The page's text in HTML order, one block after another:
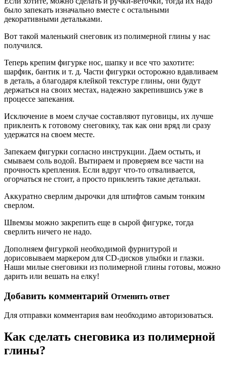
было запекать изначально вместе с остальными
декоративными детальками.
Вот такой маленький снеговик из полимерной глины у нас
получился.
Теперь крепим фигурке нос, шапку и все что захотите:
шарфик, бантик и т. д. Части фигурки осторожно вдавливаем
в деталь, а благодаря клейкой текстуре глины, они будут
держаться на своих местах, надежно закрепившись уже в
процессе запекания.
Исключение в моем случае составляют пуговицы, их лучше
приклеить к готовому снеговику, так как они вряд ли сразу
удержатся на своем месте.
Запекаем фигурки согласно инструкции. Даем остыть, и
смываем соль водой. Вытираем и проверяем все части на
прочность крепления. Если вдруг что-то отваливается,
огорчаться не стоит, а просто приклеить такие детальки.
Аккуратно сверлим дырочки для штифтов самым тонким
сверлом.
Швемзы можно закрепить еще в сырой фигурке, тогда
сверлить ничего не надо.
Дополняем фигуркой необходимой фурнитурой и
дорисовываем маркером для CD-дисков улыбки и глазки.
Наши милые снеговики из полимерной глины готовы, можно
дарить или вешать на елку!
Добавить комментарий Отменить ответ
Для отправки комментария вам необходимо авторизоваться.
Как сделать снеговика из полимерной
глины?